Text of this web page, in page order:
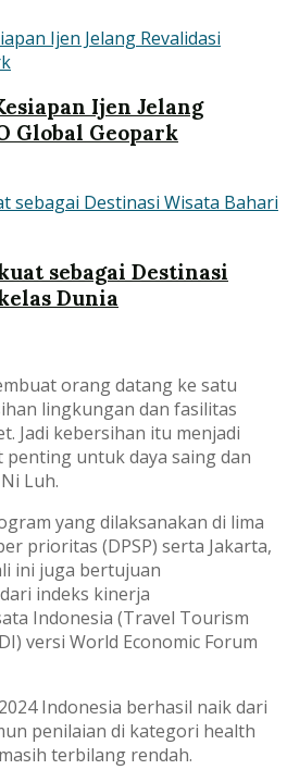
Ijen Jelang
Global Geopark
sebagai Destinasi
Dunia
orang datang ke satu
lingkungan dan fasilitas
Jadi kebersihan itu menjadi
untuk daya saing dan
Luh.
yang dilaksanakan di lima
prioritas (DPSP) serta Jakarta,
ini juga bertujuan
indeks kinerja
Indonesia (Travel Tourism
versi World Economic Forum
Indonesia berhasil naik dari
penilaian di kategori health
terbilang rendah.